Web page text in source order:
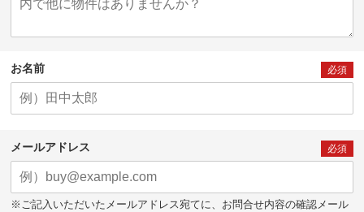
お名前 必須
メールアドレス 必須
※ご記入いただいたメールアドレス宛てに、お問合せ内容の確認メール